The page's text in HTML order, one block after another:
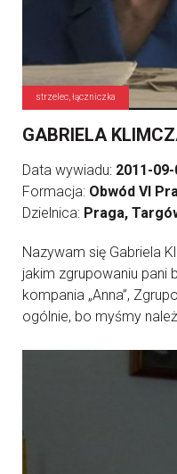
strzelec, łączniczka
GABRIELA
Data wywiadu: 2011-
Formacja: Obwód VI
Dzielnica: Praga,
Nazywam się Gabriela
jakim zgrupowaniu pani
kompania „Anna”,
ogólnie, bo myśmy